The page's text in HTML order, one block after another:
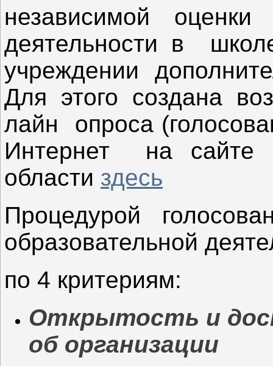
независимой оценки
деятельности в
учреждении
Для этого создана
лайн опроса
Интернет на сайте
области здесь
Процедурой
образовательной
по 4 критериям:
Открытость и
об организации